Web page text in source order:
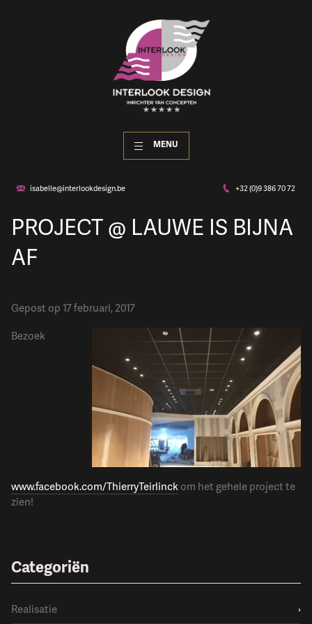
MENU
isabelle@interlookdesign.be +32 (0)9 386 70 72
PROJECT @ LAUWE IS BIJNA
AF
Gepost op 17 februari, 2017
Bezoek
www.facebook.com/ThierryTeirlinckom het gehele project te
zien!
Categoriën
Realisatie
›